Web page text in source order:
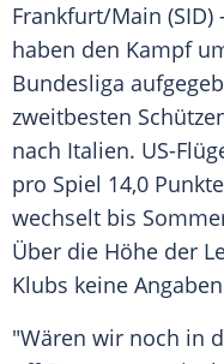
Frankfurt/Main (SID)
haben den Kampf
Bundesliga
zweitbesten
nach Italien. US-
pro Spiel 14,0
wechselt bis
Über die Höhe der
Klubs keine
"Wären wir noch in